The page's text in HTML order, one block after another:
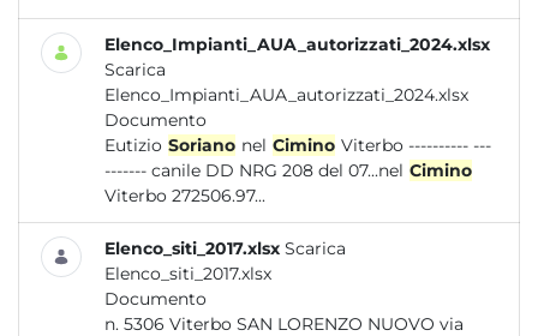
Elenco_Impianti_AUA_autorizzati_2024.xlsx
Scarica
Elenco_Impianti_AUA_autorizzati_2024.xlsx
Documento
Eutizio Soriano nel Cimino Viterbo ---------- ---
------- canile DD NRG 208 del 07...nel Cimino
Viterbo 272506.97...
Elenco_siti_2017.xlsx Scarica
Elenco_siti_2017.xlsx
Documento
n. 5306 Viterbo SAN LORENZO NUOVO via